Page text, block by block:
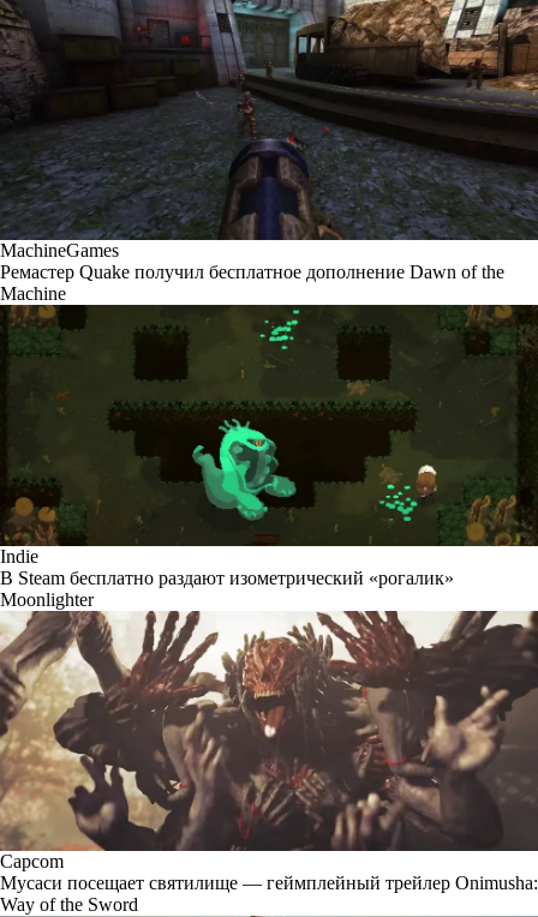
MachineGames
Ремастер Quake получил бесплатное дополнение Dawn of the
Machine
Indie
В Steam бесплатно раздают изометрический «рогалик»
Moonlighter
Capcom
Мусаси посещает святилище — геймплейный трейлер Onimusha:
Way of the Sword